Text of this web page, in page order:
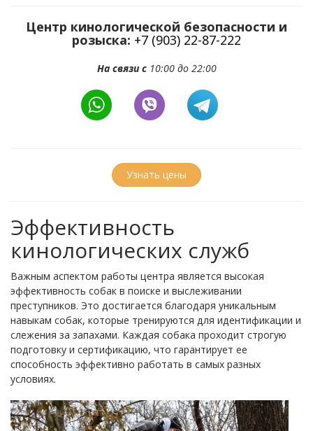
Центр кинологической безопасности и
розыска: +7 (903) 22-87-222
На связи с10:00 до 22:00
Узнать цены
Эффективность
кинологических служб
Важным аспектом работы центра является высокая
эффективность собак в поиске и выслеживании
преступников. Это достигается благодаря уникальным
навыкам собак, которые тренируются для идентификации и
слежения за запахами. Каждая собака проходит строгую
подготовку и сертификацию, что гарантирует ее
способность эффективно работать в самых разных
условиях.